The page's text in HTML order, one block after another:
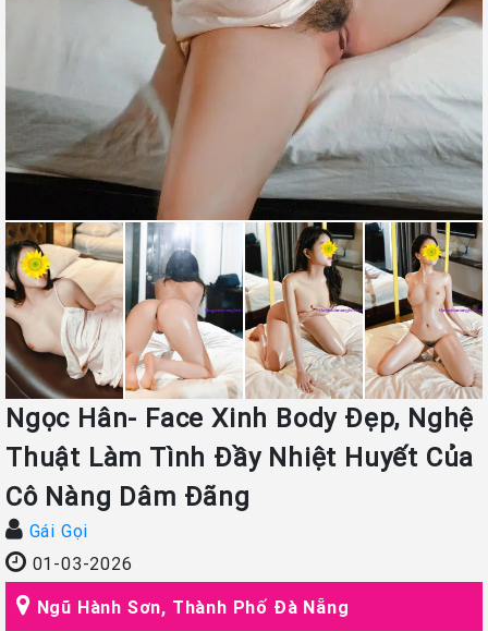
Ngọc Hân- Face Xinh Body Đẹp, Nghệ
Thuật Làm Tình Đầy Nhiệt Huyết Của
Cô Nàng Dâm Đãng
Gái Gọi
01-03-2026
Ngũ Hành Sơn, Thành Phố Đà Nẵng